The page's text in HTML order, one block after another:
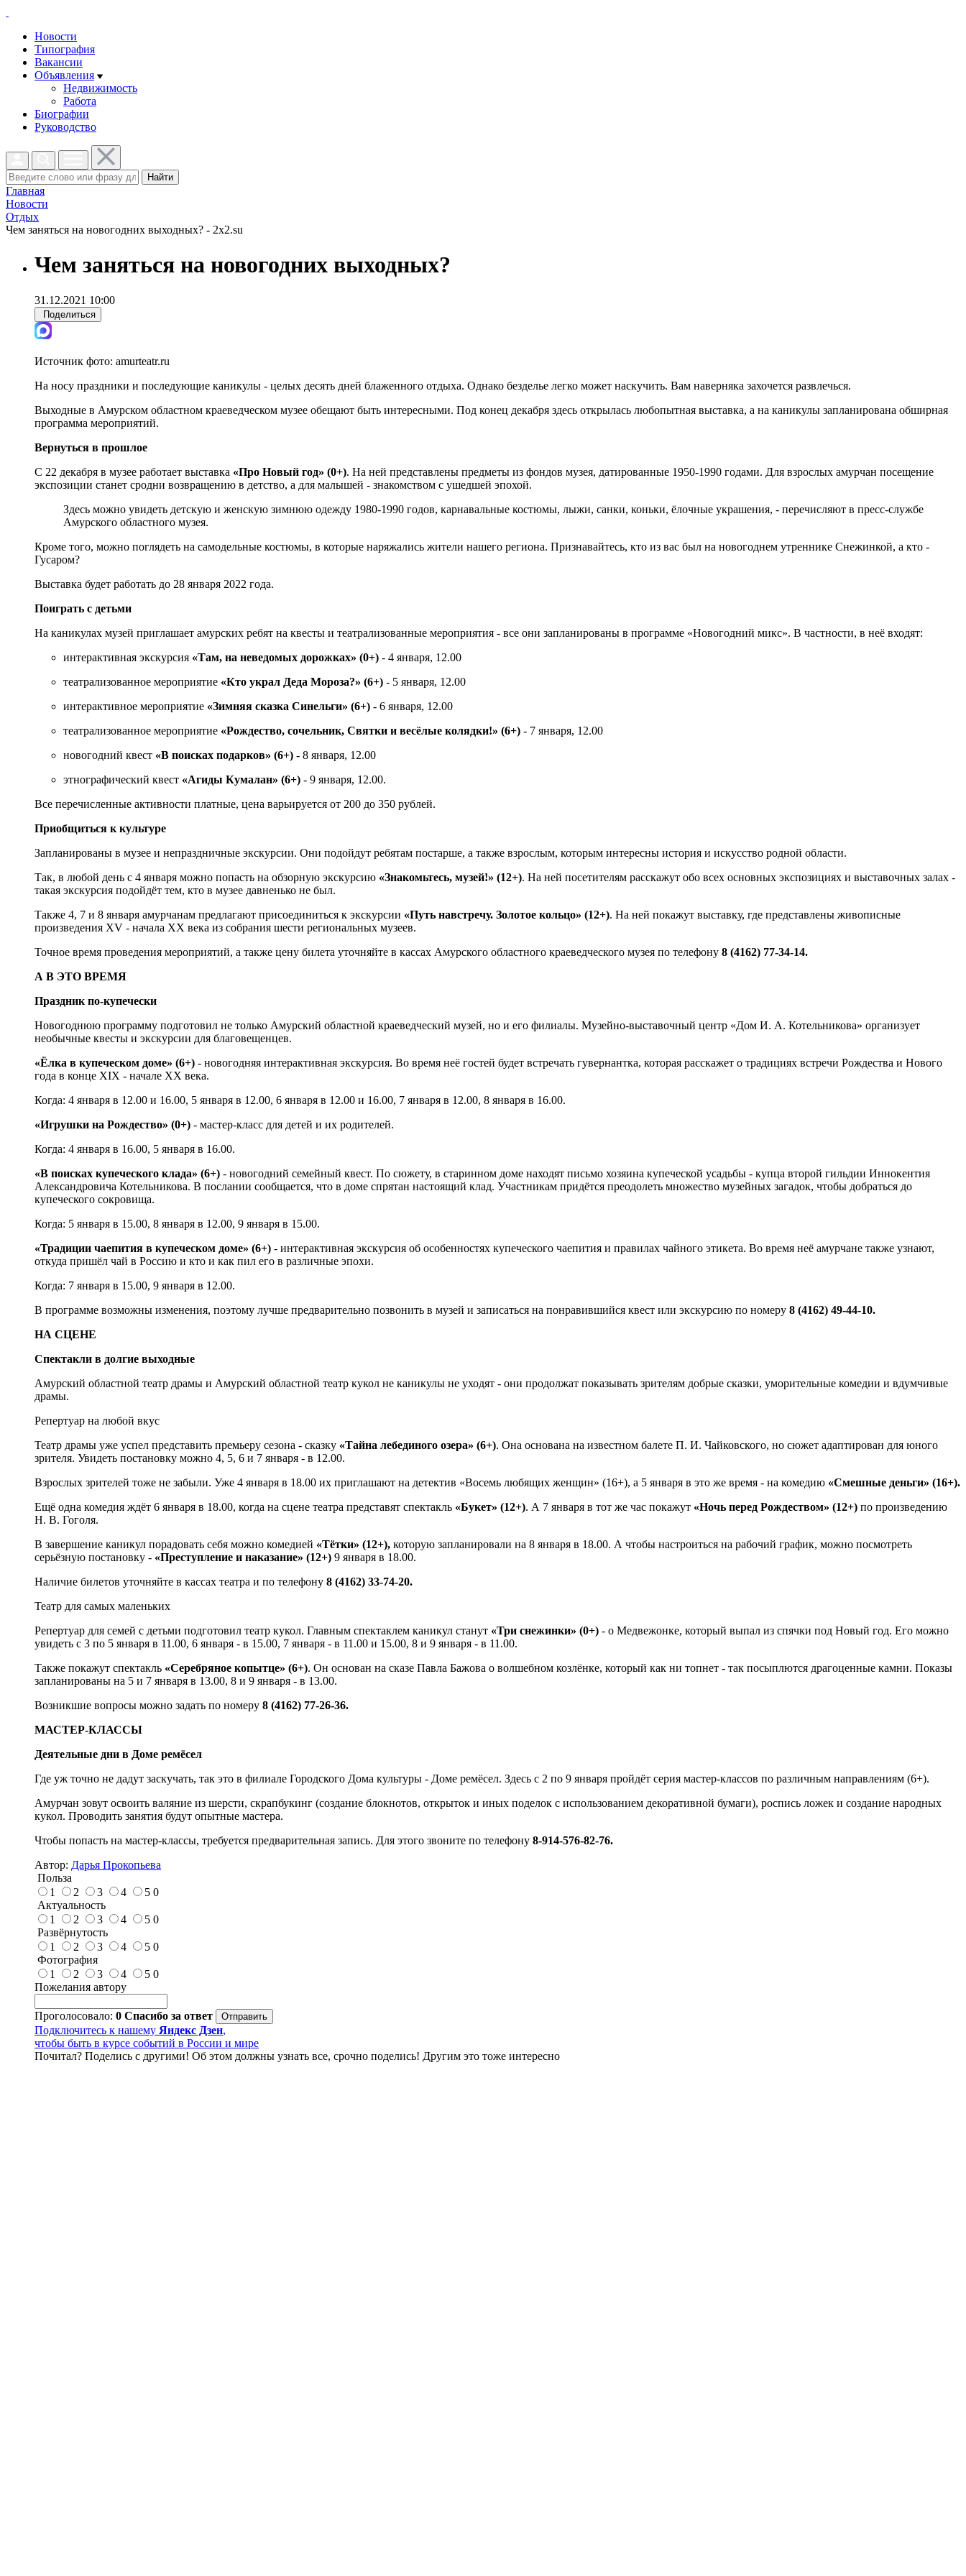
Новости
Типография
Вакансии
Объявления
Недвижимость
Работа
Биографии
Руководство
Найти
Главная
Новости
Отдых
Чем заняться на новогодних выходных? - 2x2.su
Чем заняться на новогодних выходных?
31.12.2021 10:00
Поделиться
Источник фото: amurteatr.ru
На носу праздники и последующие каникулы - целых десять дней блаженного отдыха. Однако безделье легко может наскучить. Вам наверняка захочется развлечься.
Выходные в Амурском областном краеведческом музее обещают быть интересными. Под конец декабря здесь открылась любопытная выставка, а на каникулы запланирована обширная
программа мероприятий.
Вернуться в прошлое
С 22 декабря в музее работает выставка «Про Новый год» (0+). На ней представлены предметы из фондов музея, датированные 1950-1990 годами. Для взрослых амурчан посещение
экспозиции станет сродни возвращению в детство, а для малышей - знакомством с ушедшей эпохой.
Здесь можно увидеть детскую и женскую зимнюю одежду 1980-1990 годов, карнавальные костюмы, лыжи, санки, коньки, ёлочные украшения, - перечисляют в пресс-службе
Амурского областного музея.
Кроме того, можно поглядеть на самодельные костюмы, в которые наряжались жители нашего региона. Признавайтесь, кто из вас был на новогоднем утреннике Снежинкой, а кто -
Гусаром?
Выставка будет работать до 28 января 2022 года.
Поиграть с детьми
На каникулах музей приглашает амурских ребят на квесты и театрализованные мероприятия - все они запланированы в программе «Новогодний микс». В частности, в неё входят:
интерактивная экскурсия «Там, на неведомых дорожках» (0+) - 4 января, 12.00
театрализованное мероприятие «Кто украл Деда Мороза?» (6+) - 5 января, 12.00
интерактивное мероприятие «Зимняя сказка Синельги» (6+) - 6 января, 12.00
театрализованное мероприятие «Рождество, сочельник, Святки и весёлые колядки!» (6+) - 7 января, 12.00
новогодний квест «В поисках подарков» (6+) - 8 января, 12.00
этнографический квест «Агиды Кумалан» (6+) - 9 января, 12.00.
Все перечисленные активности платные, цена варьируется от 200 до 350 рублей.
Приобщиться к культуре
Запланированы в музее и непраздничные экскурсии. Они подойдут ребятам постарше, а также взрослым, которым интересны история и искусство родной области.
Так, в любой день с 4 января можно попасть на обзорную экскурсию «Знакомьтесь, музей!» (12+). На ней посетителям расскажут обо всех основных экспозициях и выставочных залах -
такая экскурсия подойдёт тем, кто в музее давненько не был.
Также 4, 7 и 8 января амурчанам предлагают присоединиться к экскурсии «Путь навстречу. Золотое кольцо» (12+). На ней покажут выставку, где представлены живописные
произведения XV - начала XX века из собрания шести региональных музеев.
Точное время проведения мероприятий, а также цену билета уточняйте в кассах Амурского областного краеведческого музея по телефону 8 (4162) 77-34-14.
А В ЭТО ВРЕМЯ
Праздник по-купечески
Новогоднюю программу подготовил не только Амурский областной краеведческий музей, но и его филиалы. Музейно-выставочный центр «Дом И. А. Котельникова» организует
необычные квесты и экскурсии для благовещенцев.
«Ёлка в купеческом доме» (6+) - новогодняя интерактивная экскурсия. Во время неё гостей будет встречать гувернантка, которая расскажет о традициях встречи Рождества и Нового
года в конце XIX - начале XX века.
Когда: 4 января в 12.00 и 16.00, 5 января в 12.00, 6 января в 12.00 и 16.00, 7 января в 12.00, 8 января в 16.00.
«Игрушки на Рождество» (0+) - мастер-класс для детей и их родителей.
Когда: 4 января в 16.00, 5 января в 16.00.
«В поисках купеческого клада» (6+) - новогодний семейный квест. По сюжету, в старинном доме находят письмо хозяина купеческой усадьбы - купца второй гильдии Иннокентия
Александровича Котельникова. В послании сообщается, что в доме спрятан настоящий клад. Участникам придётся преодолеть множество музейных загадок, чтобы добраться до
купеческого сокровища.
Когда: 5 января в 15.00, 8 января в 12.00, 9 января в 15.00.
«Традиции чаепития в купеческом доме» (6+) - интерактивная экскурсия об особенностях купеческого чаепития и правилах чайного этикета. Во время неё амурчане также узнают,
откуда пришёл чай в Россию и кто и как пил его в различные эпохи.
Когда: 7 января в 15.00, 9 января в 12.00.
В программе возможны изменения, поэтому лучше предварительно позвонить в музей и записаться на понравившийся квест или экскурсию по номеру 8 (4162) 49-44-10.
НА СЦЕНЕ
Спектакли в долгие выходные
Амурский областной театр драмы и Амурский областной театр кукол не каникулы не уходят - они продолжат показывать зрителям добрые сказки, уморительные комедии и вдумчивые
драмы.
Репертуар на любой вкус
Театр драмы уже успел представить премьеру сезона - сказку «Тайна лебединого озера» (6+). Она основана на известном балете П. И. Чайковского, но сюжет адаптирован для юного
зрителя. Увидеть постановку можно 4, 5, 6 и 7 января - в 12.00.
Взрослых зрителей тоже не забыли. Уже 4 января в 18.00 их приглашают на детектив «Восемь любящих женщин» (16+), а 5 января в это же время - на комедию «Смешные деньги» (16+).
Ещё одна комедия ждёт 6 января в 18.00, когда на сцене театра представят спектакль «Букет» (12+). А 7 января в тот же час покажут «Ночь перед Рождеством» (12+) по произведению
Н. В. Гоголя.
В завершение каникул порадовать себя можно комедией «Тётки» (12+), которую запланировали на 8 января в 18.00. А чтобы настроиться на рабочий график, можно посмотреть
серьёзную постановку - «Преступление и наказание» (12+) 9 января в 18.00.
Наличие билетов уточняйте в кассах театра и по телефону 8 (4162) 33-74-20.
Театр для самых маленьких
Репертуар для семей с детьми подготовил театр кукол. Главным спектаклем каникул станут «Три снежинки» (0+) - о Медвежонке, который выпал из спячки под Новый год. Его можно
увидеть с 3 по 5 января в 11.00, 6 января - в 15.00, 7 января - в 11.00 и 15.00, 8 и 9 января - в 11.00.
Также покажут спектакль «Серебряное копытце» (6+). Он основан на сказе Павла Бажова о волшебном козлёнке, который как ни топнет - так посыплются драгоценные камни. Показы
запланированы на 5 и 7 января в 13.00, 8 и 9 января - в 13.00.
Возникшие вопросы можно задать по номеру 8 (4162) 77-26-36.
МАСТЕР-КЛАССЫ
Деятельные дни в Доме ремёсел
Где уж точно не дадут заскучать, так это в филиале Городского Дома культуры - Доме ремёсел. Здесь с 2 по 9 января пройдёт серия мастер-классов по различным направлениям (6+).
Амурчан зовут освоить валяние из шерсти, скрапбукинг (создание блокнотов, открыток и иных поделок с использованием декоративной бумаги), роспись ложек и создание народных
кукол. Проводить занятия будут опытные мастера.
Чтобы попасть на мастер-классы, требуется предварительная запись. Для этого звоните по телефону 8-914-576-82-76.
Автор: Дарья Прокопьева
Польза
1
2 3 4 5 0
Актуальность
1
2 3 4 5 0
Развёрнутость
1
2 3 4 5 0
Фотография
1
2 3 4 5 0
Пожелания автору
Проголосовало: 0 Спасибо за ответ
Подключитесь к нашему Яндекс Дзен,
чтобы быть в курсе событий в России и мире
Почитал? Поделись с другими! Об этом должны узнать все, срочно поделись! Другим это тоже интересно